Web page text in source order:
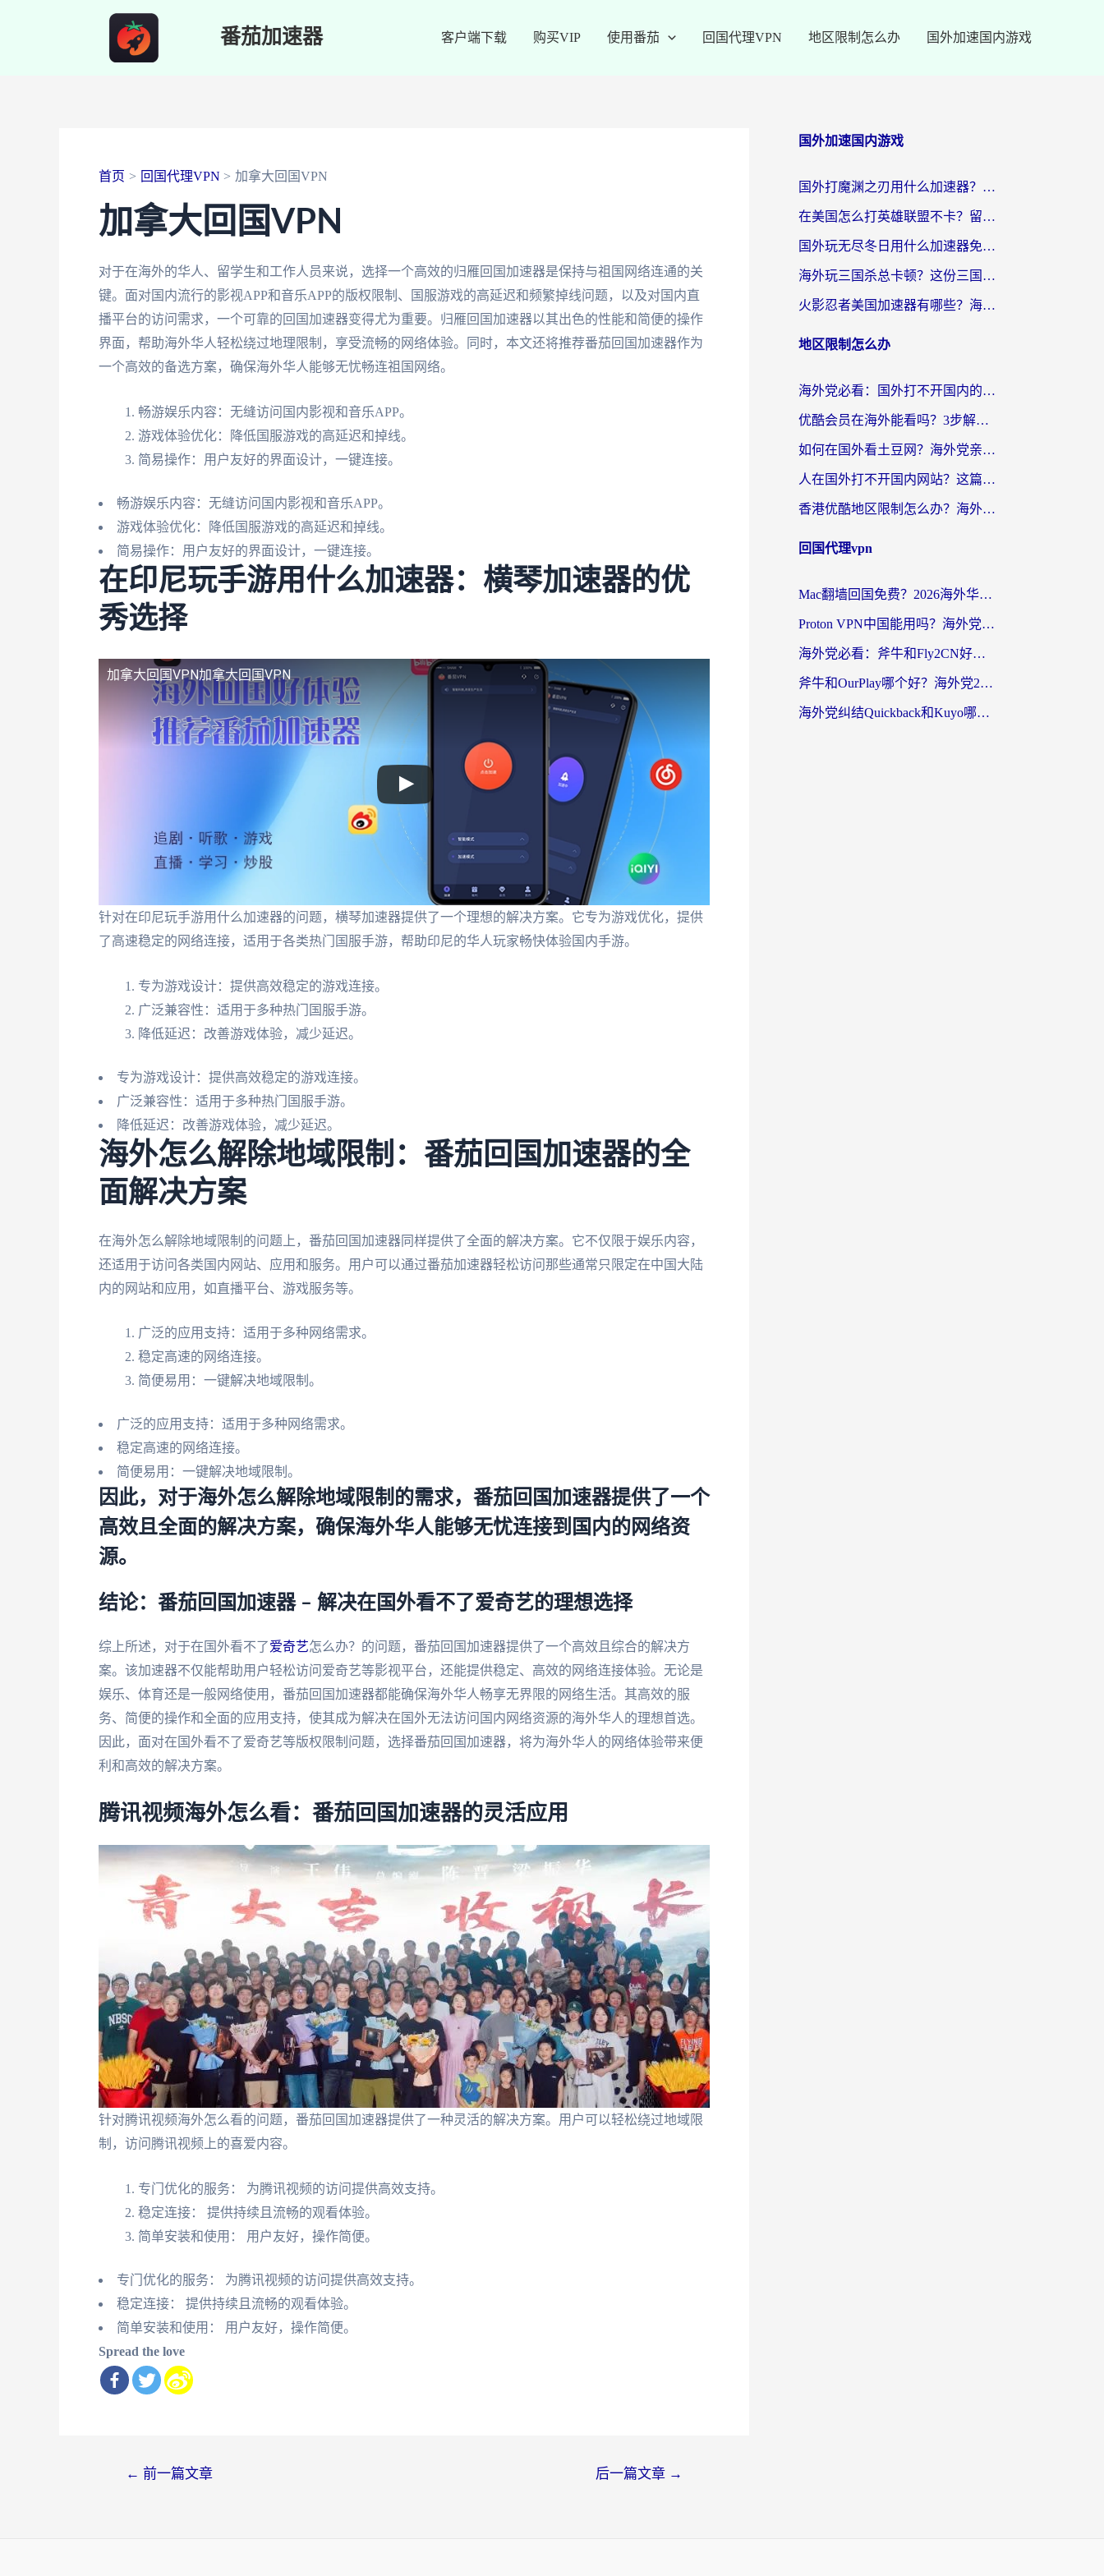
番茄加速器 客户端下载 购买VIP 使用番茄 回国代理VPN 地区限制怎么办 国外加速国内游戏
首页 回国代理VPN 加拿大回国VPN
加拿大回国VPN
对于在海外的华人、留学生和工作人员来说，选择一个高效的归雁回国加速器是保持与祖国网络连通的关
键。面对国内流行的影视APP和音乐APP的版权限制、国服游戏的高延迟和频繁掉线问题，以及对国内直
播平台的访问需求，一个可靠的回国加速器变得尤为重要。归雁回国加速器以其出色的性能和简便的操作
界面，帮助海外华人轻松绕过地理限制，享受流畅的网络体验。同时，本文还将推荐番茄回国加速器作为
一个高效的备选方案，确保海外华人能够无忧畅连祖国网络。
畅游娱乐内容：无缝访问国内影视和音乐APP。
游戏体验优化：降低国服游戏的高延迟和掉线。
简易操作：用户友好的界面设计，一键连接。
畅游娱乐内容：无缝访问国内影视和音乐APP。
游戏体验优化：降低国服游戏的高延迟和掉线。
简易操作：用户友好的界面设计，一键连接。
在印尼玩手游用什么加速器：横琴加速器的优
秀选择
加拿大回国VPN加拿大回国VPN
针对在印尼玩手游用什么加速器的问题，横琴加速器提供了一个理想的解决方案。它专为游戏优化，提供
了高速稳定的网络连接，适用于各类热门国服手游，帮助印尼的华人玩家畅快体验国内手游。
专为游戏设计：提供高效稳定的游戏连接。
广泛兼容性：适用于多种热门国服手游。
降低延迟：改善游戏体验，减少延迟。
专为游戏设计：提供高效稳定的游戏连接。
广泛兼容性：适用于多种热门国服手游。
降低延迟：改善游戏体验，减少延迟。
海外怎么解除地域限制：番茄回国加速器的全
面解决方案
在海外怎么解除地域限制的问题上，番茄回国加速器同样提供了全面的解决方案。它不仅限于娱乐内容，
还适用于访问各类国内网站、应用和服务。用户可以通过番茄加速器轻松访问那些通常只限定在中国大陆
内的网站和应用，如直播平台、游戏服务等。
广泛的应用支持：适用于多种网络需求。
稳定高速的网络连接。
简便易用：一键解决地域限制。
广泛的应用支持：适用于多种网络需求。
稳定高速的网络连接。
简便易用：一键解决地域限制。
因此，对于海外怎么解除地域限制的需求，番茄回国加速器提供了一个
高效且全面的解决方案，确保海外华人能够无忧连接到国内的网络资
源。
结论：番茄回国加速器 – 解决在国外看不了爱奇艺的理想选择
综上所述，对于在国外看不了爱奇艺怎么办？的问题，番茄回国加速器提供了一个高效且综合的解决方
案。该加速器不仅能帮助用户轻松访问爱奇艺等影视平台，还能提供稳定、高效的网络连接体验。无论是
娱乐、体育还是一般网络使用，番茄回国加速器都能确保海外华人畅享无界限的网络生活。其高效的服
务、简便的操作和全面的应用支持，使其成为解决在国外无法访问国内网络资源的海外华人的理想首选。
因此，面对在国外看不了爱奇艺等版权限制问题，选择番茄回国加速器，将为海外华人的网络体验带来便
利和高效的解决方案。
腾讯视频海外怎么看：番茄回国加速器的灵活应用
针对腾讯视频海外怎么看的问题，番茄回国加速器提供了一种灵活的解决方案。用户可以轻松绕过地域限
制，访问腾讯视频上的喜爱内容。
专门优化的服务： 为腾讯视频的访问提供高效支持。
稳定连接： 提供持续且流畅的观看体验。
简单安装和使用： 用户友好，操作简便。
专门优化的服务： 为腾讯视频的访问提供高效支持。
稳定连接： 提供持续且流畅的观看体验。
简单安装和使用： 用户友好，操作简便。
Spread the love
← 前一篇文章 后一篇文章 →
国外加速国内游戏
国外打魔渊之刃用什么加速器？2026海外玩家国服游戏加速全攻略（附闪耀暖暖&复苏的魔女避坑指南）
在美国怎么打英雄联盟不卡？留学生亲测的国服游戏加速全攻略
国外玩无尽冬日用什么加速器免费？海外党国服游戏加速避坑指南
海外玩三国杀总卡顿？这份三国杀游戏加速器指南帮你告别延迟烦恼
火影忍者美国加速器有哪些？海外党亲测的国服游戏加速全攻略（含菲律宾玩三国之刃守望黎明技巧）
地区限制怎么办
海外党必看：国外打不开国内的app怎么办？3步解决你的乡愁
优酷会员在海外能看吗？3步解决海外追剧难题，附实测好用加速器推荐
如何在国外看土豆网？海外党亲测有效的追剧加速器选择指南
人在国外打不开国内网站？这篇攻略帮你无缝解锁国内资源（附交管12123使用技巧）
香港优酷地区限制怎么办？海外党亲测有效的追剧解决方案
回国代理vpn
Mac翻墙回国免费？2026海外华人亲测：从CCTV5直播到国内APP，这样选加速器才靠谱
Proton VPN中国能用吗？海外党选回国加速器的避坑指南（附番茄加速器实测）
海外党必看：斧牛和Fly2CN好用吗？3招教你选对回国加速器（附免费试用攻略）
斧牛和OurPlay哪个好？海外党2026亲测：选对加速器，国内资源秒加载
海外党纠结Quickback和Kuyo哪个好？选对回国加速器才能无缝刷国内资源